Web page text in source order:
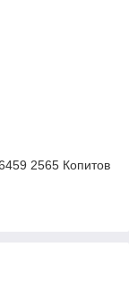
2565 Копитов